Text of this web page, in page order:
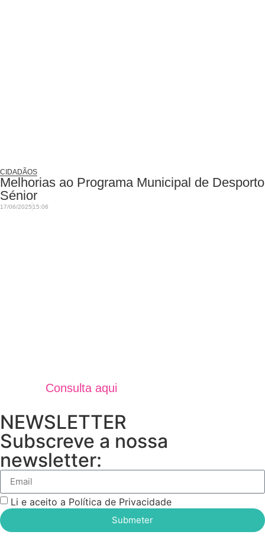
CIDADÃOS
Melhorias ao Programa Municipal de Desporto
Sénior
17/06/2025 15:06
Consulta aqui
NEWSLETTER
Subscreve a nossa
newsletter:
Li e aceito a Política de Privacidade
Submeter